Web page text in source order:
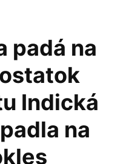
padá na
Indická
na